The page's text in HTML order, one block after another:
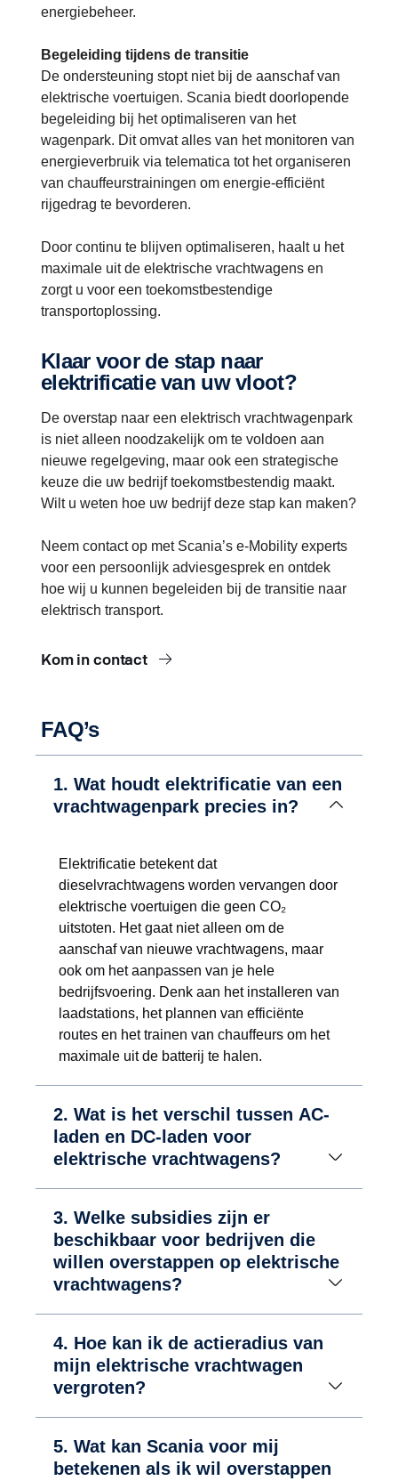
energiebeheer.
Begeleiding tijdens de transitie
De ondersteuning stopt niet bij de aanschaf van
elektrische voertuigen. Scania biedt doorlopende
begeleiding bij het optimaliseren van het
wagenpark. Dit omvat alles van het monitoren van
energieverbruik via telematica tot het organiseren
van chauffeurstrainingen om energie-efficiënt
rijgedrag te bevorderen​.
Door continu te blijven optimaliseren, haalt u het
maximale uit de elektrische vrachtwagens en
zorgt u voor een toekomstbestendige
transportoplossing.
Klaar voor de stap naar
elektrificatie van uw vloot?
De overstap naar een elektrisch vrachtwagenpark
is niet alleen noodzakelijk om te voldoen aan
nieuwe regelgeving, maar ook een strategische
keuze die uw bedrijf toekomstbestendig maakt.
Wilt u weten hoe uw bedrijf deze stap kan maken?
Neem contact op met Scania’s e-Mobility experts
voor een persoonlijk adviesgesprek en ontdek
hoe wij u kunnen begeleiden bij de transitie naar
elektrisch transport.
Kom in contact
FAQ’s
1. Wat houdt elektrificatie van een
vrachtwagenpark precies in?
Elektrificatie betekent dat
dieselvrachtwagens worden vervangen door
elektrische voertuigen die geen CO₂
uitstoten. Het gaat niet alleen om de
aanschaf van nieuwe vrachtwagens, maar
ook om het aanpassen van je hele
bedrijfsvoering. Denk aan het installeren van
laadstations, het plannen van efficiënte
routes en het trainen van chauffeurs om het
maximale uit de batterij te halen.
2. Wat is het verschil tussen AC-
laden en DC-laden voor
elektrische vrachtwagens?
3. Welke subsidies zijn er
beschikbaar voor bedrijven die
willen overstappen op elektrische
vrachtwagens?
4. Hoe kan ik de actieradius van
mijn elektrische vrachtwagen
vergroten?
5. Wat kan Scania voor mij
betekenen als ik wil overstappen